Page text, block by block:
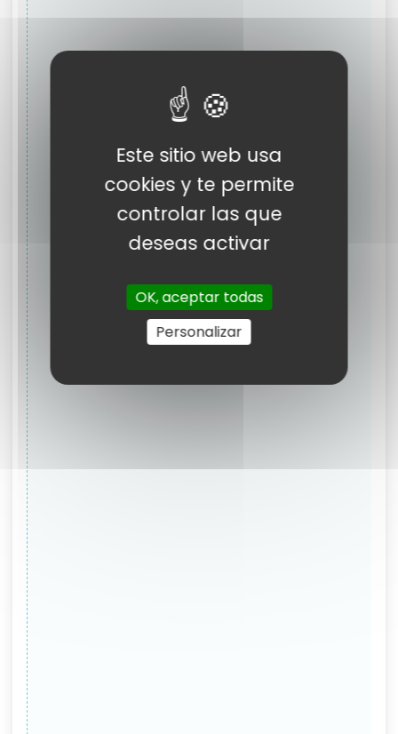
Este sitio web usa
cookies y te permite
controlar las que
deseas activar
OK, aceptar todas
Personalizar